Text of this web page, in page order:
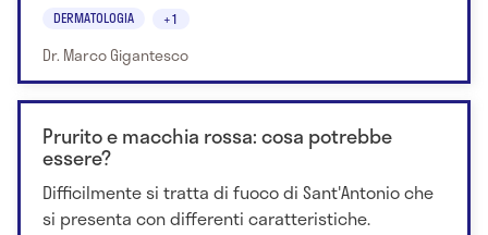
DERMATOLOGIA +1
Dr. Marco Gigantesco
Prurito e macchia rossa: cosa potrebbe
essere?
Difficilmente si tratta di fuoco di Sant'Antonio che
si presenta con differenti caratteristiche.